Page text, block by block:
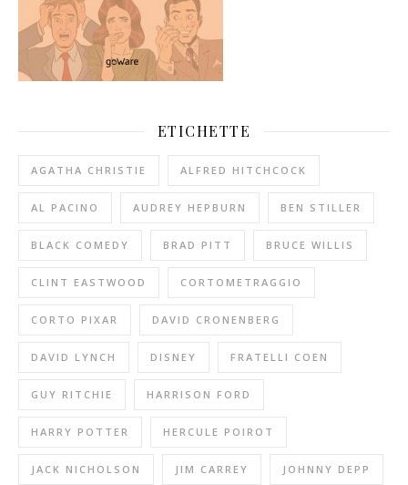
ETICHETTE
AGATHA CHRISTIE ALFRED HITCHCOCK
AL PACINO AUDREY HEPBURN BEN STILLER
BLACK COMEDY BRAD PITT BRUCE WILLIS
CLINT EASTWOOD CORTOMETRAGGIO
CORTO PIXAR DAVID CRONENBERG
DAVID LYNCH DISNEY FRATELLI COEN
GUY RITCHIE HARRISON FORD
HARRY POTTER HERCULE POIROT
JACK NICHOLSON JIM CARREY JOHNNY DEPP